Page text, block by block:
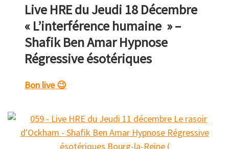
Live HRE du Jeudi 18 Décembre
« L’interférence humaine » –
Shafik Ben Amar Hypnose
Régressive ésotériques
Bon live 😉